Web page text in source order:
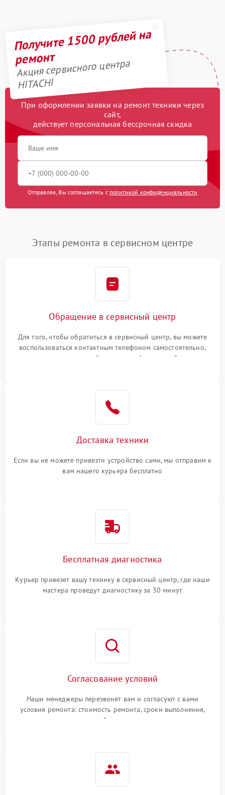
Получите 1500 рублей на
ремонт
Акция сервисного центра
HITACHI
При оформлении заявки на ремонт техники через
сайт,
действует персональная бессрочная скидка
Отправляя, Вы соглашаетесь с политикой конфиденциальности
Этапы ремонта в сервисном центре
Обращение в сервисный центр
Для того, чтобы обратиться в сервисный центр, вы можете
воспользоваться контактным телефоном самостоятельно,
или оставить свой номер телефона на сайте
Доставка техники
Если вы не можете привезти устройство сами, мы отправим к
вам нашего курьера бесплатно
Бесплатная диагностика
Курьер привезет вашу технику в сервисный центр, где наши
мастера проведут диагностику за 30 минут
Согласование условий
Наши менеджеры перезвонят вам и согласуют с вами
условия ремонта: стоимость ремонта, сроки выполнения,
гарантийные условия